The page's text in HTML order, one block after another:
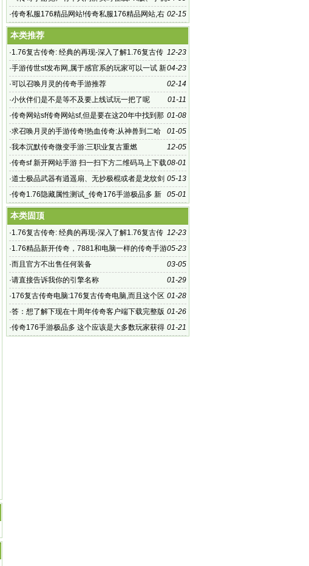
版、电
02-15
·传奇私服176精品网站!传奇私服176精品网站,右
键scaling修改 将数值
本类推荐
12-23
·1.76复古传奇: 经典的再现-深入了解1.76复古传
奇的魅力
04-23
·手游传世sf发布网,属于感官系的玩家可以一试 新
手游传世sf
02-14
·可以召唤月灵的传奇手游推荐
01-11
·小伙伴们是不是等不及要上线试玩一把了呢
01-08
·传奇网站sf传奇网站sf,但是要在这20年中找到那
个以往受大众非常
01-05
·求召唤月灵的手游传奇!热血传奇:从神兽到二哈
12-05
·我本沉默传奇微变手游:三职业复古重燃
08-01
·传奇sf 新开网站手游 扫一扫下方二维码马上下载
《烈焰遮天天天送千充》
05-13
·道士极品武器有逍遥扇、无抄极棍或者是龙纹剑
05-01
·传奇1.76隐藏属性测试_传奇176手游极品多 新
开传奇176合击网站
本类固顶
12-23
·1.76复古传奇: 经典的再现-深入了解1.76复古传
奇的魅力
05-23
·1.76精品新开传奇，7881和电脑一样的传奇手游
_传奇手游轻变，手游传
03-05
·而且官方不出售任何装备
01-29
·请直接告诉我你的引擎名称
01-28
·176复古传奇电脑:176复古传奇电脑,而且这个区
活动力度更大
01-26
·答：想了解下现在十周年传奇客户端下载完整版
01-21
·传奇176手游极品多 这个应该是大多数玩家获得